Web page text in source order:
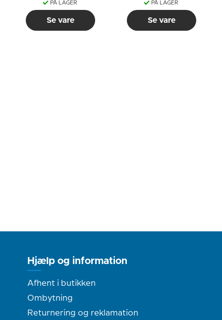
PÅ LAGER
Se vare
PÅ LAGER
Se vare
Hjælp og information
Afhent i butikken
Ombytning
Returnering og reklamation